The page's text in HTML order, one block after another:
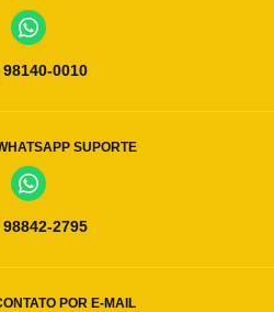
0010
SUPORTE
2795
POR E-MAIL